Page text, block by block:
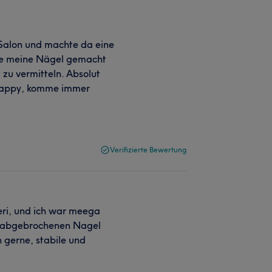
und machte da eine
meine Nägel gemacht
vermitteln. Absolut
komme immer
Verifizierte Bewertung
und ich war meega
Nagel
gerne, stabile und